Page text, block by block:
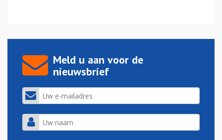
Meld u aan voor de
nieuwsbrief